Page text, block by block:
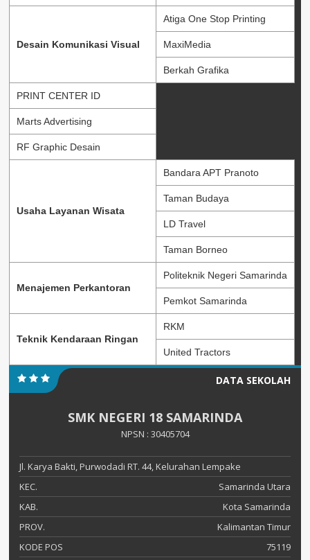
Desain Komunikasi Visual
Atiga One Stop Printing
MaxiMedia
Berkah Grafika
PRINT CENTER ID
Marts Advertising
RF Graphic Desain
Usaha Layanan Wisata
Bandara APT Pranoto
Taman Budaya
LD Travel
Taman Borneo
Menajemen Perkantoran
Politeknik Negeri Samarinda
Pemkot Samarinda
Teknik Kendaraan Ringan
RKM
United Tractors
DATA SEKOLAH
SMK NEGERI 18 SAMARINDA
NPSN : 30405704
Jl. Karya Bakti, Purwodadi RT. 44, Kelurahan Lempake
KEC.
Samarinda Utara
KAB.
Kota Samarinda
PROV.
Kalimantan Timur
KODE POS
75119